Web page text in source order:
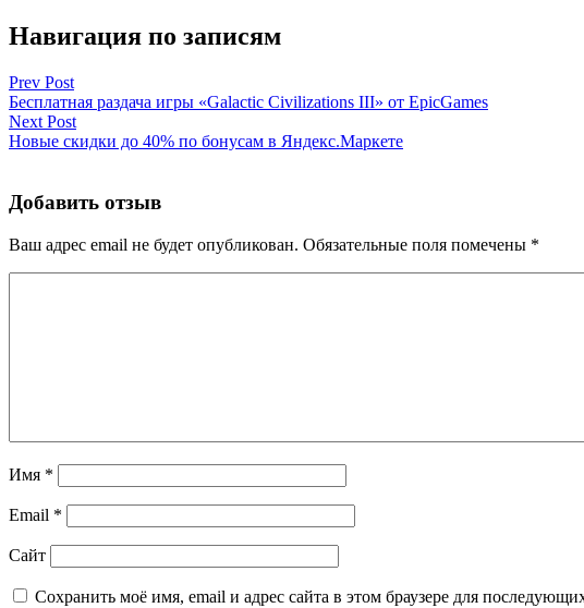
Навигация по записям
Prev Post
Бесплатная раздача игры «Galactic Civilizations III» от EpicGames
Next Post
Новые скидки до 40% по бонусам в Яндекс.Маркете
Добавить отзыв
Ваш адрес email не будет опубликован. Обязательные поля помечены *
Имя *
Email *
Сайт
Сохранить моё имя, email и адрес сайта в этом браузере для